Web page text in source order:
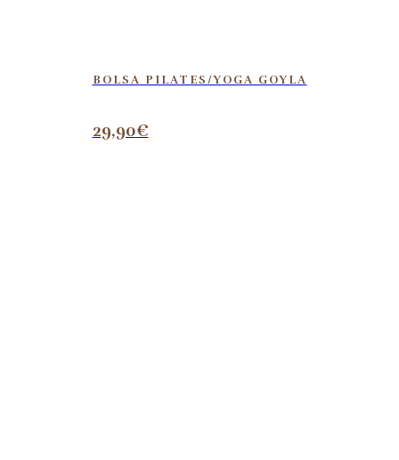
BOLSA PILATES/YOGA GOYLA
29,90€